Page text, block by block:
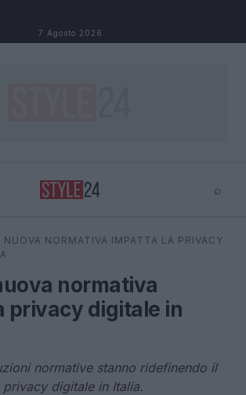
7 Agosto 2026
⌕
⌕ ×
NUOVA NORMATIVA IMPATTA LA PRIVACY
normativa
privacy digitale in
normative stanno ridefinendo il
digitale in Italia.